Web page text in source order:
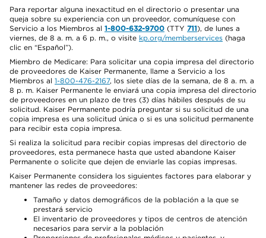
Para reportar alguna inexactitud en el directorio o presentar una
queja sobre su experiencia con un proveedor, comuníquese con
Servicio a los Miembros al 1-800-632-9700 (TTY 711), de lunes a
viernes, de 8 a. m. a 6 p. m., o visite kp.org/memberservices (haga
clic en “Español”).
Miembro de Medicare: Para solicitar una copia impresa del directorio
de proveedores de Kaiser Permanente, llame a Servicio a los
Miembros al 1-800-476-2167, los siete días de la semana, de 8 a. m. a
8 p. m. Kaiser Permanente le enviará una copia impresa del directorio
de proveedores en un plazo de tres (3) días hábiles después de su
solicitud. Kaiser Permanente podría preguntar si su solicitud de una
copia impresa es una solicitud única o si es una solicitud permanente
para recibir esta copia impresa.
Si realiza la solicitud para recibir copias impresas del directorio de
proveedores, esta permanece hasta que usted abandone Kaiser
Permanente o solicite que dejen de enviarle las copias impresas.
Kaiser Permanente considera los siguientes factores para elaborar y
mantener las redes de proveedores:
Tamaño y datos demográficos de la población a la que se
prestará servicio
El inventario de proveedores y tipos de centros de atención
necesarios para servir a la población